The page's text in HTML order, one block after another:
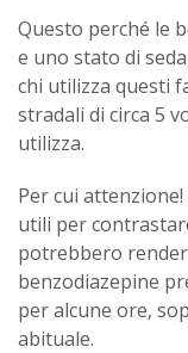
Questo perché le
e uno stato di
chi utilizza questi
stradali di circa 5
utilizza.
Per cui
utili per
potrebbero
benzodiazepine
per alcune ore,
abituale.